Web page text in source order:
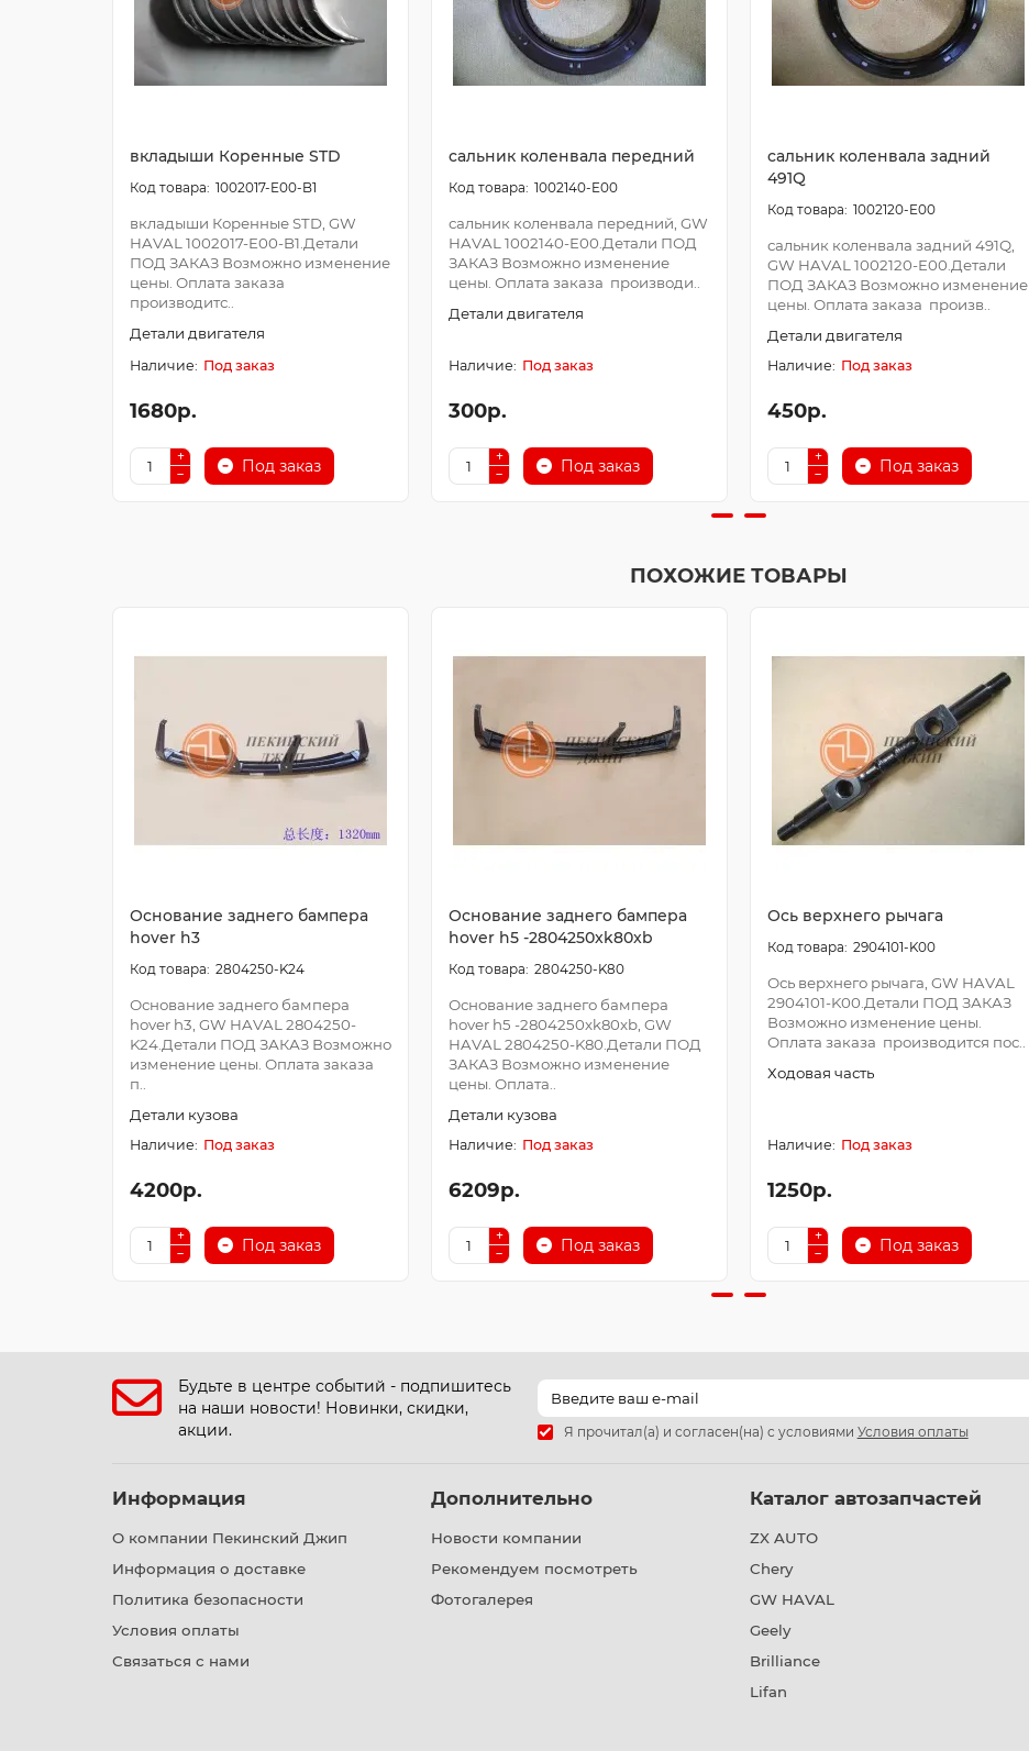
вкладыши Коренные STD
1002017-E00-B1
вкладыши Коренные STD, GW
HAVAL 1002017-E00-B1.Детали
ПОД ЗАКАЗ Возможно изменение
цены. Оплата заказа
производитс..
Детали двигателя
Под заказ
1680р.
Под заказ
сальник коленвала передний
1002140-E00
сальник коленвала передний, GW
HAVAL 1002140-E00.Детали ПОД
ЗАКАЗ Возможно изменение
цены. Оплата заказа производи..
Детали двигателя
Под заказ
300р.
Под заказ
сальник коленвала задний
491Q
1002120-E00
сальник коленвала задний 491Q,
GW HAVAL 1002120-E00.Детали
ПОД ЗАКАЗ Возможно изменение
цены. Оплата заказа произв..
Детали двигателя
Под заказ
450р.
Под заказ
ПОХОЖИЕ ТОВАРЫ
Основание заднего бампера
hover h3
2804250-K24
Основание заднего бампера
hover h3, GW HAVAL 2804250-
K24.Детали ПОД ЗАКАЗ Возможно
изменение цены. Оплата заказа
п..
Детали кузова
Под заказ
4200р.
Под заказ
Основание заднего бампера
hover h5 -2804250xk80xb
2804250-K80
Основание заднего бампера
hover h5 -2804250xk80xb, GW
HAVAL 2804250-K80.Детали ПОД
ЗАКАЗ Возможно изменение
цены. Оплата..
Детали кузова
Под заказ
6209р.
Под заказ
Ось верхнего рычага
2904101-K00
Ось верхнего рычага, GW HAVAL
2904101-K00.Детали ПОД ЗАКАЗ
Возможно изменение цены.
Оплата заказа производится пос..
Ходовая часть
Под заказ
1250р.
Под заказ
Будьте в центре событий - подпишитесь
на наши новости! Новинки, скидки,
акции.
Я прочитал(а) и согласен(на) с условиями Условия оплаты
Информация
О компании Пекинский Джип
Информация о доставке
Политика безопасности
Условия оплаты
Связаться с нами
Дополнительно
Новости компании
Рекомендуем посмотреть
Фотогалерея
Каталог автозапчастей
ZX AUTO
Chery
GW HAVAL
Geely
Brilliance
Lifan